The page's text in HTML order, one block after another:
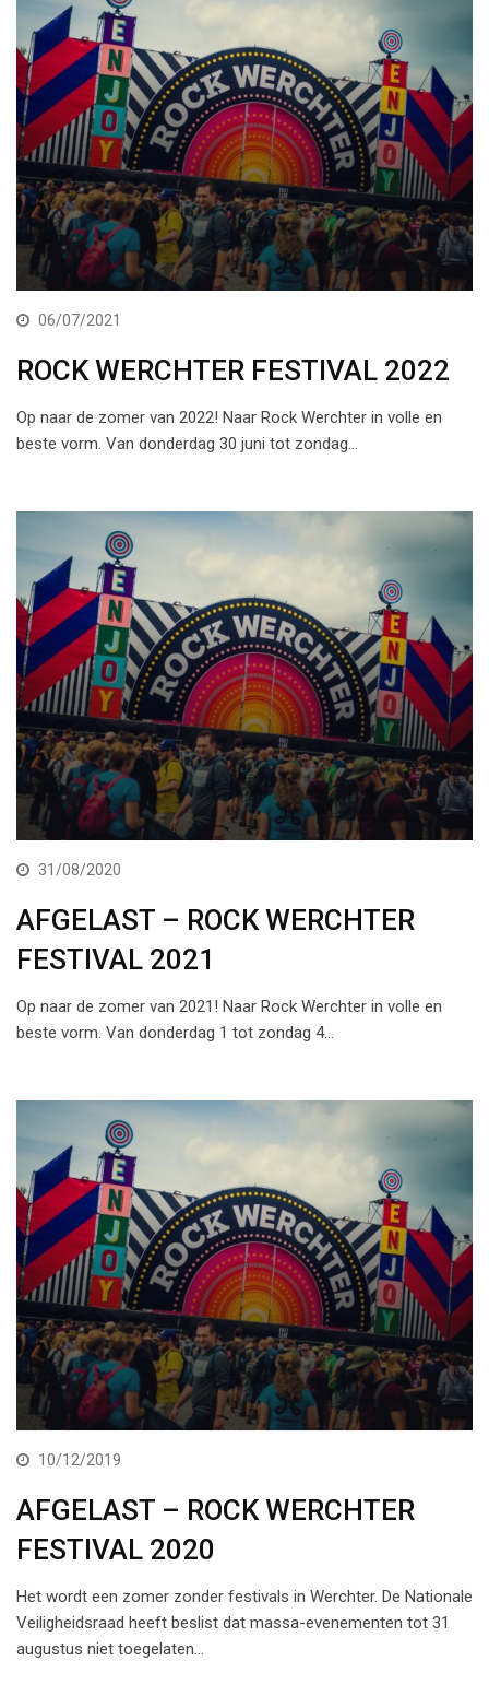
06/07/2021
ROCK WERCHTER FESTIVAL 2022
Op naar de zomer van 2022! Naar Rock Werchter in volle en
beste vorm. Van donderdag 30 juni tot zondag…
31/08/2020
AFGELAST – ROCK WERCHTER
FESTIVAL 2021
Op naar de zomer van 2021! Naar Rock Werchter in volle en
beste vorm. Van donderdag 1 tot zondag 4…
10/12/2019
AFGELAST – ROCK WERCHTER
FESTIVAL 2020
Het wordt een zomer zonder festivals in Werchter. De Nationale
Veiligheidsraad heeft beslist dat massa-evenementen tot 31
augustus niet toegelaten…